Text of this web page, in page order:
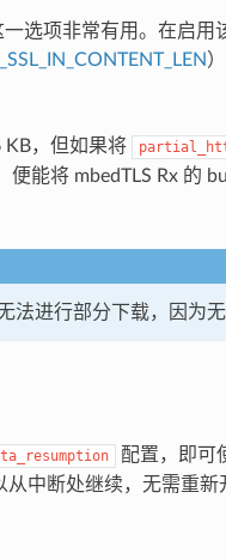
选项非常有用。在启用
KB，但如果将
便能将 mbedTLS Rx 的
法进行部分下载，因为
配置，即可
中断处继续，无需重